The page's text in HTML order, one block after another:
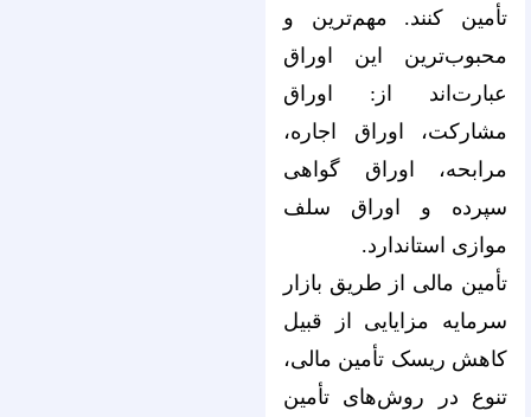
تأمین کنند. مهم‌ترین و
محبوب‌ترین این اوراق
عبارت‌اند از: اوراق
مشارکت، اوراق اجاره،
مرابحه، اوراق گواهی
سپرده و اوراق سلف
موازی استاندارد.
تأمین مالی از طریق بازار
سرمایه مزایایی از قبیل
کاهش ریسک تأمین مالی،
تنوع در روش‌های تأمین